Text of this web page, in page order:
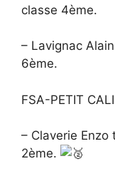
classe 4ème.
– Lavignac
6ème.
FSA-PETIT
– Claverie
2ème.